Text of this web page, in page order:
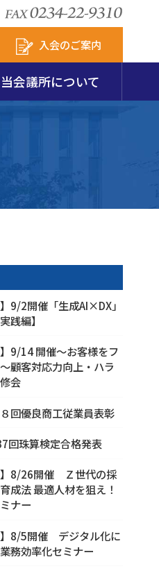
入会のご案内
用紙
当会議所について
9/2開催「生成AI×DX」
践編】
】9/14 開催～お客様をフ
顧客対応力向上・ハラ
会
８回優良商工従業員表彰
回珠算検定合格発表
】8/26開催 Ｚ世代の採
成法 最適人材を狙え！
ナー
】8/5開催 デジタル化に
務効率化セミナー